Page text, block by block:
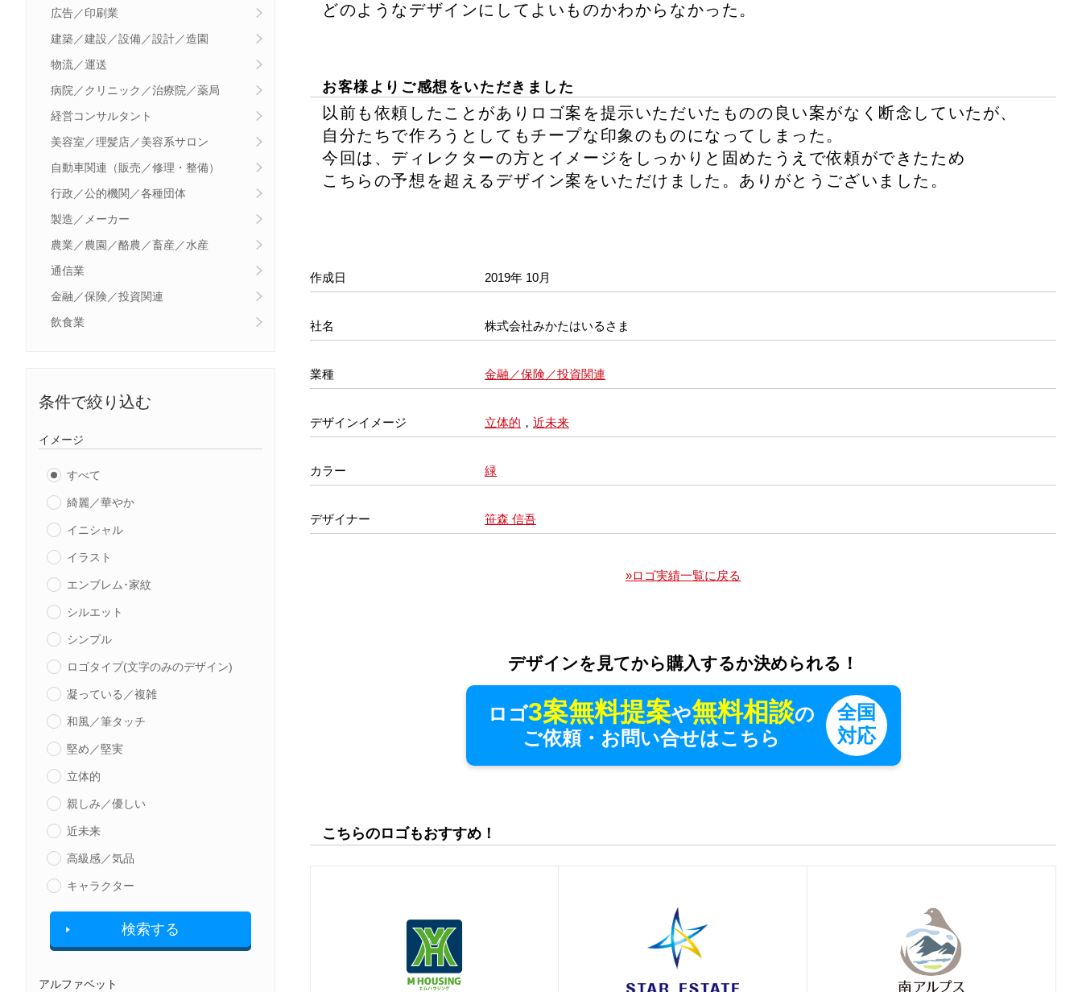
広告／印刷業
建築／建設／設備／設計／造園
物流／運送
病院／クリニック／治療院／薬局
経営コンサルタント
美容室／理髪店／美容系サロン
自動車関連（販売／修理・整備）
行政／公的機関／各種団体
製造／メーカー
農業／農園／酪農／畜産／水産
通信業
金融／保険／投資関連
飲食業
条件で絞り込む
イメージ
すべて
綺麗／華やか
イニシャル
イラスト
エンブレム･家紋
シルエット
シンプル
ロゴタイプ(文字のみのデザイン)
凝っている／複雑
和風／筆タッチ
堅め／堅実
立体的
親しみ／優しい
近未来
高級感／気品
キャラクター
検索する
アルファベット
どのようなデザインにしてよいものかわからなかった。
お客様よりご感想をいただきました
以前も依頼したことがありロゴ案を提示いただいたものの良い案がなく断念していたが、
自分たちで作ろうとしてもチープな印象のものになってしまった。
今回は、ディレクターの方とイメージをしっかりと固めたうえで依頼ができたため
こちらの予想を超えるデザイン案をいただけました。ありがとうございました。
作成日 2019年 10月
社名 株式会社みかたはいるさま
業種 金融／保険／投資関連
デザインイメージ 立体的 ， 近未来
カラー 緑
デザイナー 笹森 信吾
»ロゴ実績一覧に戻る
デザインを見てから購入するか決められる！
ロゴ3案無料提案や無料相談の
ご依頼・お問い合せはこちら
全国
対応
こちらのロゴもおすすめ！